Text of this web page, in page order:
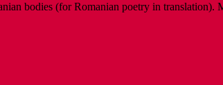
bodies (for Romanian poetry in translation).